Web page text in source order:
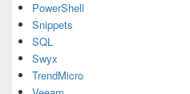
PowerShell
Snippets
SQL
Swyx
TrendMicro